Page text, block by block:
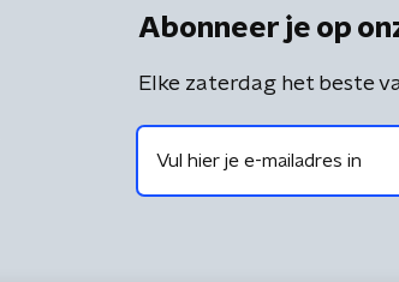
Abonneer je op
Elke zaterdag het beste